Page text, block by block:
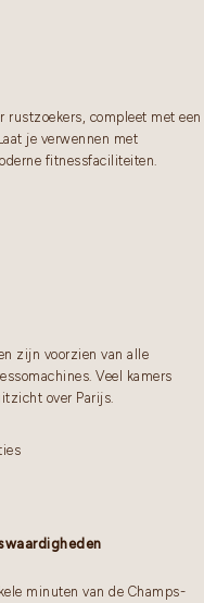
rustzoekers, compleet met een
je verwennen met
fitnessfaciliteiten.
zijn voorzien van alle
Veel kamers
over Parijs.
minuten van de Champs-